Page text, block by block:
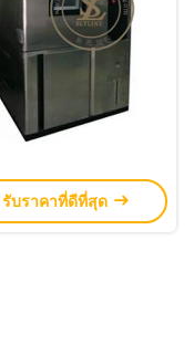
รับราคาที่ดีที่สุด